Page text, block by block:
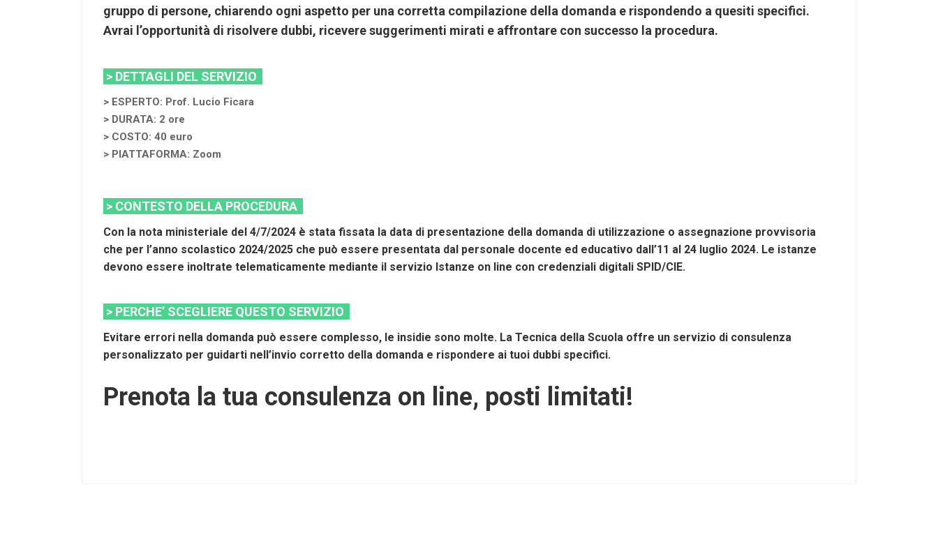
gruppo di persone, chiarendo ogni aspetto per una corretta compilazione della domanda e rispondendo a quesiti specifici.
Avrai l’opportunità di risolvere dubbi, ricevere suggerimenti mirati e affrontare con successo la procedura.
> DETTAGLI DEL SERVIZIO
> ESPERTO: Prof. Lucio Ficara
> DURATA: 2 ore
> COSTO: 40 euro
> PIATTAFORMA: Zoom
> CONTESTO DELLA PROCEDURA
Con la nota ministeriale del 4/7/2024 è stata fissata la data di presentazione della domanda di utilizzazione o assegnazione provvisoria
che per l’anno scolastico 2024/2025 che può essere presentata dal personale docente ed educativo dall’11 al 24 luglio 2024. Le istanze
devono essere inoltrate telematicamente mediante il servizio Istanze on line con credenziali digitali SPID/CIE.
> PERCHE’ SCEGLIERE QUESTO SERVIZIO
Evitare errori nella domanda può essere complesso, le insidie sono molte. La Tecnica della Scuola offre un servizio di consulenza
personalizzato per guidarti nell’invio corretto della domanda e rispondere ai tuoi dubbi specifici.
Prenota la tua consulenza on line, posti limitati!